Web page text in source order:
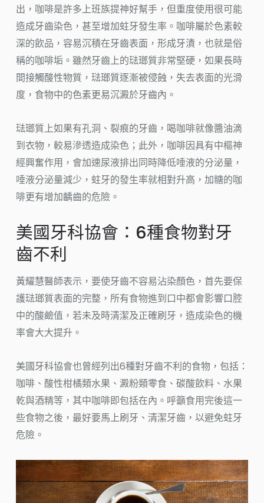
出，咖啡是許多上班族提神好幫手，但重度使用很可能
造成牙齒染色，甚至增加蛀牙發生率。咖啡屬於色素較
深的飲品，容易沉積在牙齒表面，形成牙漬，也就是俗
稱的咖啡垢。雖然牙齒上的琺瑯質非常堅硬，如果長時
間接觸酸性物質，琺瑯質逐漸被侵蝕，失去表面的光滑
度，食物中的色素更易沉澱於牙齒內。
琺瑯質上如果有孔洞、裂痕的牙齒，喝咖啡就像醬油滴
到衣物，較易滲透造成染色；此外，咖啡因具有中樞神
經興奮作用，會加速尿液排出同時降低唾液的分泌量，
唾液分泌量減少，蛀牙的發生率就相對升高，加糖的咖
啡更有增加齲齒的危險。
美國牙科協會：6種食物對牙
齒不利
黃耀慧醫師表示，要使牙齒不容易沾染顏色，首先要保
護琺瑯質表面的完整，所有食物進到口中都會影響口腔
中的酸鹼值，若未及時清潔及正確刷牙，造成染色的機
率會大大提升。
美國牙科協會也曾經列出6種對牙齒不利的食物，包括：
咖啡、酸性柑橘類水果、澱粉類零食、碳酸飲料、水果
乾與酒精等，其中咖啡即包括在內。呼籲食用完後這一
些食物之後，最好要馬上刷牙、清潔牙齒，以避免蛀牙
危險。